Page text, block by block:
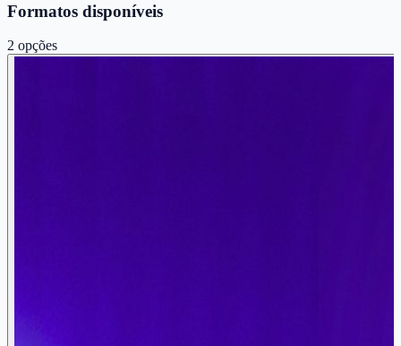
Formatos disponíveis
2 opções